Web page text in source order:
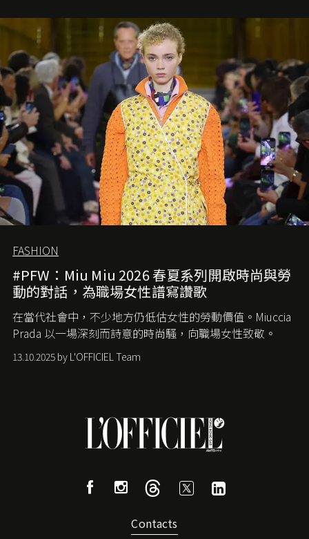
FASHION
#PFW：Miu Miu 2026 春夏系列開啟時尚與勞
動的對話，為職場女性譜寫讚歌
在當代社會中，不少地方仍低估女性的勞動價值。 Miuccia
Prada 以一場深刻而詩意的時尚騷，向職場女性致敬。
13.10.2025 by L'OFFICIEL Team
Contacts